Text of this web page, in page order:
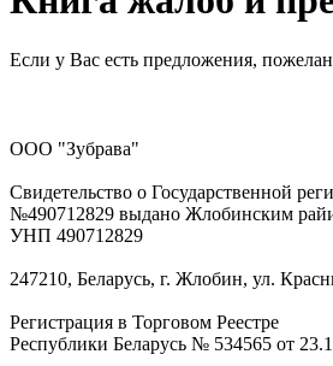
Если у Вас есть предложения,
ООО "Зубрава"
Свидетельство о Государственной
№490712829 выдано Жлобинским
УНП 490712829
247210, Беларусь, г. Жлобин, ул.
Регистрация в Торговом Реестре
Республики Беларусь № 534565 от